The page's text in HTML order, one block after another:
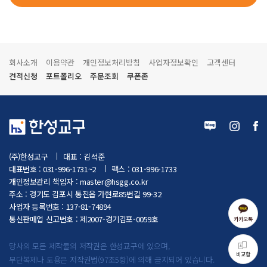
카카오톡
비교함
회사소개 이용약관 개인정보처리방침 사업자정보확인
고객센터
견적신청
포트폴리오 주문조회 쿠폰존
(주)한성교구
대표 : 김석준
대표번호 : 031-996-1731~2
팩스 : 031-996-1733
개인정보관리 책임자 : master@hsgg.co.kr
주소 : 경기도 김포시 통진읍 가현로85번길 99-32
사업자 등록번호 : 137-81-74894
통신판매업 신고번호 : 제2007-경기김포-0059호
당사의 모든 제작물의 저작권은 한성교구에 있으며,
무단복제나 도용은 저작권법(97조5항)에 의해 금지되어 있습니다.